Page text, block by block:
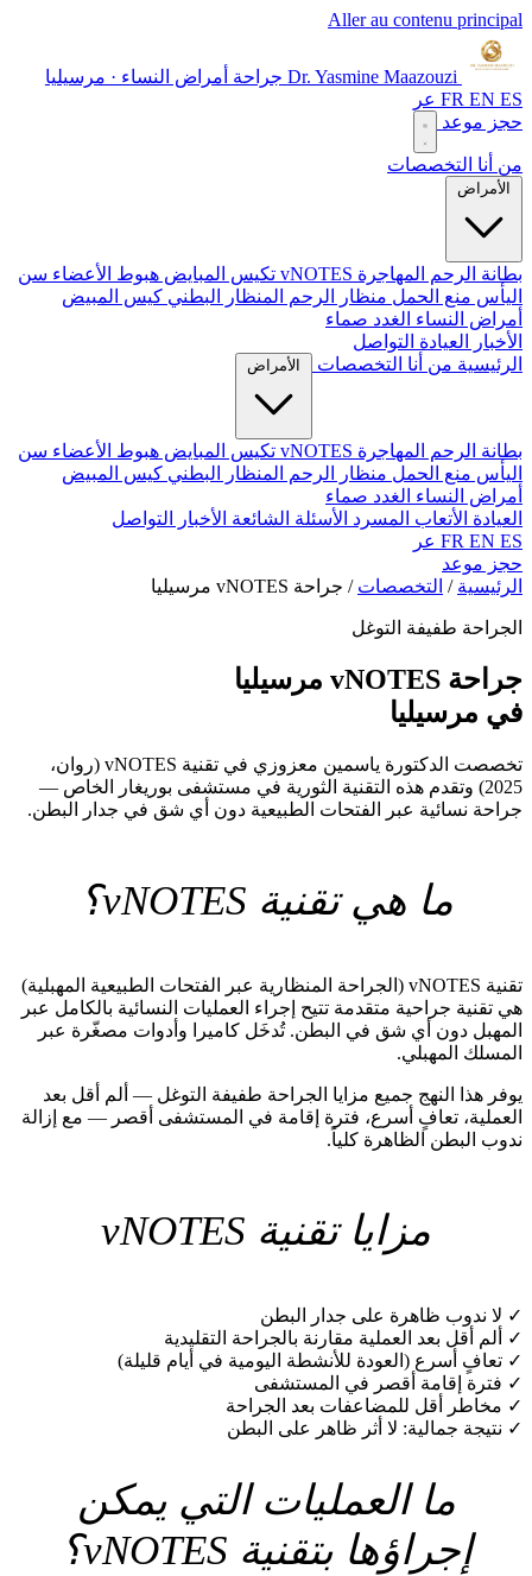
Aller au contenu principal
Dr. Yasmine Maazouzi جراحة أمراض النساء · مرسيليا
FR EN ES
عر
حجز موعد
من أنا التخصصات
الأمراض
بطانة الرحم المهاجرة vNOTES تكيس المبايض هبوط الأعضاء سن
اليأس منع الحمل منظار الرحم المنظار البطني كيس المبيض
أمراض النساء الغدد صماء
الأخبار
العيادة التواصل
الرئيسية من أنا التخصصات الأمراض
بطانة الرحم المهاجرة vNOTES تكيس المبايض هبوط الأعضاء سن
اليأس منع الحمل منظار الرحم المنظار البطني كيس المبيض
أمراض النساء الغدد صماء
العيادة الأتعاب المسرد الأسئلة الشائعة الأخبار
التواصل
FR EN ES
عر
حجز موعد
الرئيسية / التخصصات / جراحة vNOTES مرسيليا
الجراحة طفيفة التوغل
جراحة vNOTES مرسيليا
في مرسيليا
تخصصت الدكتورة ياسمين معزوزي في تقنية vNOTES (روان،
2025) وتقدم هذه التقنية الثورية في مستشفى بوريغار الخاص —
جراحة نسائية عبر الفتحات الطبيعية دون أي شق في جدار البطن.
ما هي تقنية vNOTES؟
تقنية vNOTES (الجراحة المنظارية عبر الفتحات الطبيعية المهبلية)
هي تقنية جراحية متقدمة تتيح إجراء العمليات النسائية بالكامل عبر
المهبل دون أي شق في البطن. تُدخَل كاميرا وأدوات مصغّرة عبر
المسلك المهبلي.
يوفر هذا النهج جميع مزايا الجراحة طفيفة التوغل — ألم أقل بعد
العملية، تعافٍ أسرع، فترة إقامة في المستشفى أقصر — مع إزالة
ندوب البطن الظاهرة كلياً.
مزايا تقنية vNOTES
✓ لا ندوب ظاهرة على جدار البطن
✓
ألم أقل بعد العملية مقارنة بالجراحة التقليدية
✓ تعافٍ أسرع (العودة للأنشطة اليومية في أيام قليلة)
✓ فترة إقامة أقصر في المستشفى
✓ مخاطر أقل للمضاعفات بعد الجراحة
✓ نتيجة جمالية: لا أثر ظاهر على البطن
ما العمليات التي يمكن
إجراؤها بتقنية vNOTES؟